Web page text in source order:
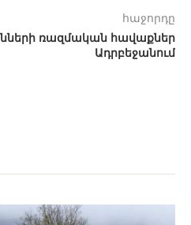
հաջորդը
ռազմական հավաքներ
Ադրբեջանում